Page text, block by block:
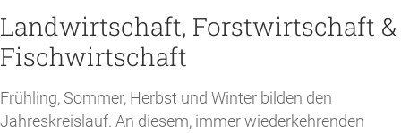
Landwirtschaft, Forstwirtschaft &
Fischwirtschaft
Frühling, Sommer, Herbst und Winter bilden den
Jahreskreislauf. An diesem, immer wiederkehrenden